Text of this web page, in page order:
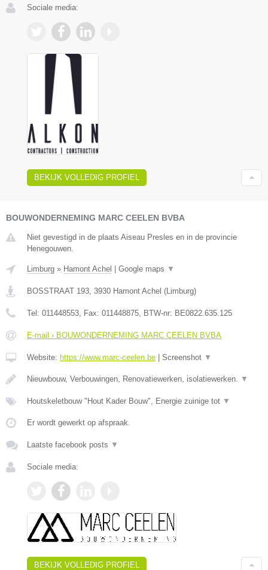
Sociale media:
BEKIJK VOLLEDIG PROFIEL
BOUWONDERNEMING MARC CEELEN BVBA
Niet gevestigd in de plaats Aiseau Presles en in de provincie
Henegouwen.
Limburg » Hamont Achel Google maps ▼
BOSSTRAAT 193, 3930 Hamont Achel (Limburg)
Tel: 011448553, Fax: 011448875, BTW-nr: BE0822.635.125
E-mail › BOUWONDERNEMING MARC CEELEN BVBA
Website: https://www.marc-ceelen.be Screenshot ▼
Nieuwbouw, Verbouwingen, Renovatiewerken, isolatiewerken. ▼
Houtskeletbouw "Hout Kader Bouw", Energie zuinige tot ▼
Er wordt gewerkt op afspraak.
Laatste facebook posts ▼
Sociale media:
BEKIJK VOLLEDIG PROFIEL